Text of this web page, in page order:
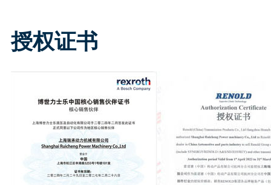
授权证书